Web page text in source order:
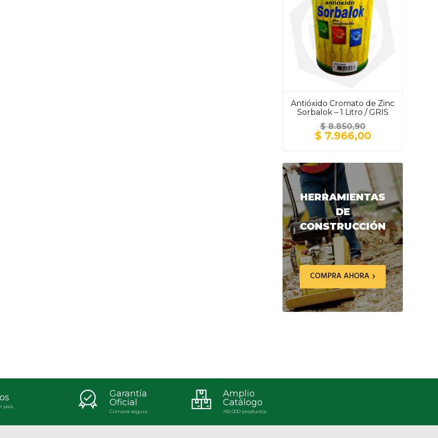
Antióxido Cromato de Zinc
Sorbalok – 1 Litro / GRIS
$8.850,90
El
precio
era:
$ 8.850,90.
$ 7.966,00El
es:
$ 7.966,00.
HERRAMIENTAS
DE
CONSTRUCCIÓN
COMPRA AHORA
país
Garantía
Oficial
Compra segura
Amplio
Catálogo
+50.000 productos